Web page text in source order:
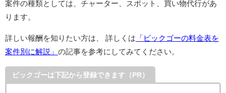
案件の種類としては、チャーター、スポット、買い物代行があ
ります。
詳しい報酬を知りたい方は、 詳しくは 「ピックゴーの料金表を
案件別に解説」 の記事を参考にしてみてください。
ピックゴーは下記から登録できます（PR）